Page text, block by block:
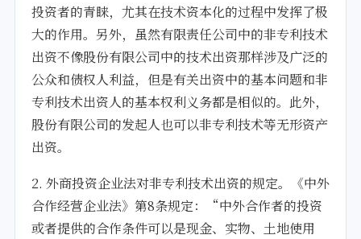
投资者的青睐，尤其在技术资本化的过程中发挥了极
大的作用。另外，虽然有限责任公司中的非专利技术
出资不像股份有限公司中的技术出资那样涉及广泛的
公众和债权人利益，但是有关出资中的基本问题和非
专利技术出资人的基本权利义务都是相似的。此外，
股份有限公司的发起人也可以非专利技术等无形资产
出资。
2. 外商投资企业法对非专利技术出资的规定。《中外
合作经营企业法》第8条规定：“中外合作者的投资
或者提供的合作条件可以是现金、实物、土地使用